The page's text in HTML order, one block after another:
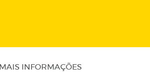
MAIS INFORMAÇÕES